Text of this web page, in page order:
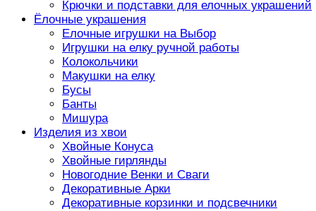
Крючки и подставки для елочных украшений
Ёлочные украшения
Елочные игрушки на Выбор
Игрушки на елку ручной работы
Колокольчики
Макушки на елку
Бусы
Банты
Мишура
Изделия из хвои
Хвойные Конуса
Хвойные гирлянды
Новогодние Венки и Сваги
Декоративные Арки
Декоративные корзинки и подсвечники